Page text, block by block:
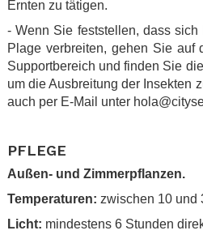
Ernten zu tätigen.
- Wenn Sie feststellen, dass
Plage verbreiten, gehen Sie auf
Supportbereich und finden Sie
um die Ausbreitung der Insekten
auch per E-Mail unter
PFLEGE
Außen- und Zimmerpflanzen.
Temperaturen: zwischen 10 und
Licht: mindestens 6 Stunden